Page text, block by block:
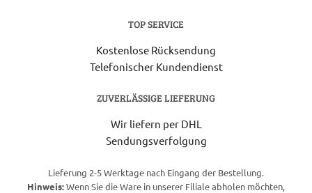
TOP SERVICE
Kostenlose Rücksendung
Telefonischer Kundendienst
ZUVERLÄSSIGE LIEFERUNG
Wir liefern per DHL
Sendungsverfolgung
Lieferung 2-5 Werktage nach Eingang der Bestellung.
Hinweis:Wenn Sie die Ware in unserer Filiale abholen möchten,